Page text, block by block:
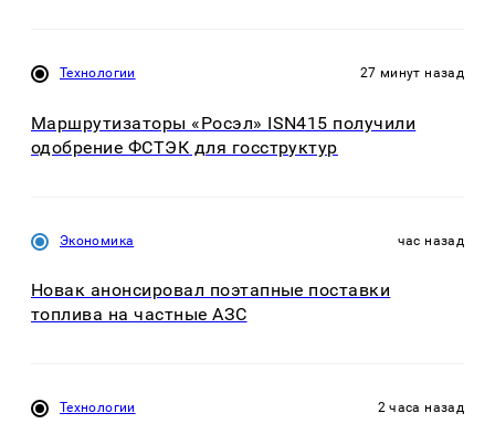
Технологии 27 минут назад
Маршрутизаторы «Росэл» ISN415 получили
одобрение ФСТЭК для госструктур
Экономика час назад
Новак анонсировал поэтапные поставки
топлива на частные АЗС
Технологии 2 часа назад